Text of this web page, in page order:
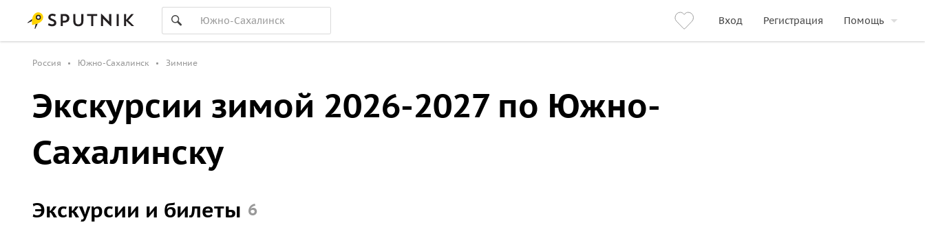
Вход Регистрация Помощь
Россия Южно-Сахалинск Зимние
Экскурсии зимой 2026-2027 по Южно-
Сахалинску
Экскурсии и билеты 6